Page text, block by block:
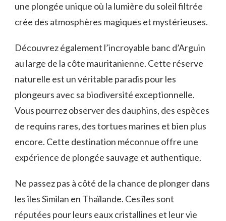
une plongée unique où la lumière du soleil filtrée
crée​ des atmosphères magiques et mystérieuses.
Découvrez ‍également l’incroyable banc d’Arguin
au large de la côte‌ mauritanienne. Cette ​réserve
naturelle est un véritable paradis pour les
plongeurs avec sa biodiversité exceptionnelle.
Vous ​pourrez observer des dauphins, des espèces
de requins ⁢rares, des tortues marines et bien plus
encore. Cette destination méconnue offre une
expérience de​ plongée sauvage et authentique.
Ne passez pas à côté de la chance de plonger​ dans
‍les îles Similan en Thaïlande. Ces îles sont
réputées ​pour leurs ‍eaux cristallines et leur‌ vie